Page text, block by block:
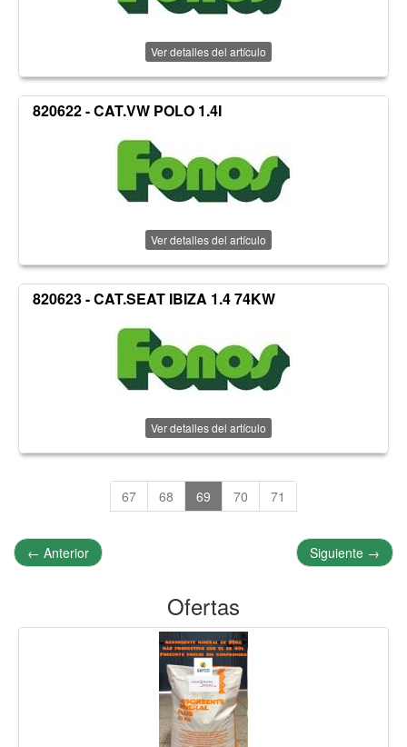
Ver detalles del artículo
820622 - CAT.VW POLO 1.4I
Ver detalles del artículo
820623 - CAT.SEAT IBIZA 1.4 74KW
Ver detalles del artículo
67 68 69 70 71
← Anterior Siguiente →
Ofertas